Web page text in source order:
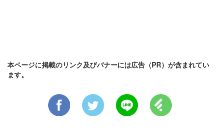
本ページに掲載のリンク及びバナーには広告（PR）が含まれてい
ます。